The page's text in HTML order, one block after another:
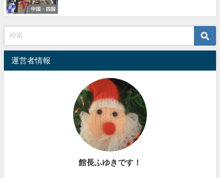
中国・四国
運営者情報
館長ふゆきです！